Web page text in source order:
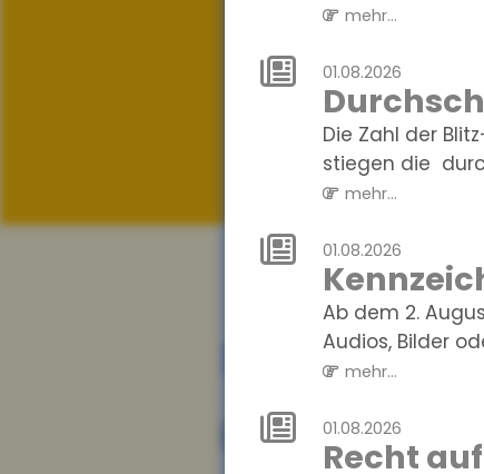
mehr...
01.08.2026
Die Zahl der
stiegen die
mehr...
01.08.2026
Ab dem 2.
Audios, Bilder
mehr...
01.08.2026
Recht
News
07.08.2026